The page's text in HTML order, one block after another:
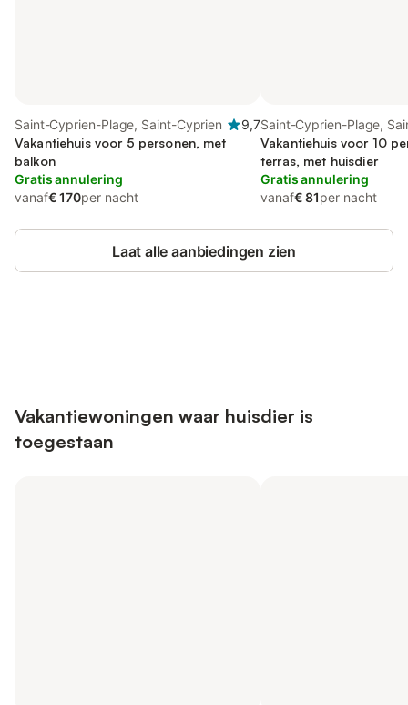
Saint-Cyprien-Plage, Saint-Cyprien
9,7
Vakantiehuis voor 5 personen, met
balkon
Gratis annulering
vanaf€ 170per nacht
Saint-Cyprien-Plage,
Vakantiehuis voor 10
terras, met huisdier
Gratis annulering
vanaf€ 81per nacht
Laat alle aanbiedingen zien
Vakantiewoningen waar huisdier is
toegestaan